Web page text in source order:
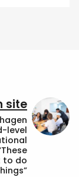
site
level
to do